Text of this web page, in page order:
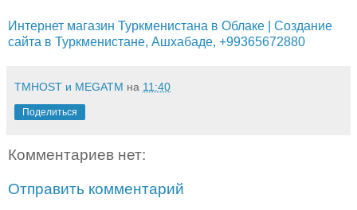
Интернет магазин Туркменистана в Облаке | Создание
сайта в Туркменистане, Ашхабаде, +99365672880
TMHOST и MEGATM на 11:40
Поделиться
Комментариев нет:
Отправить комментарий